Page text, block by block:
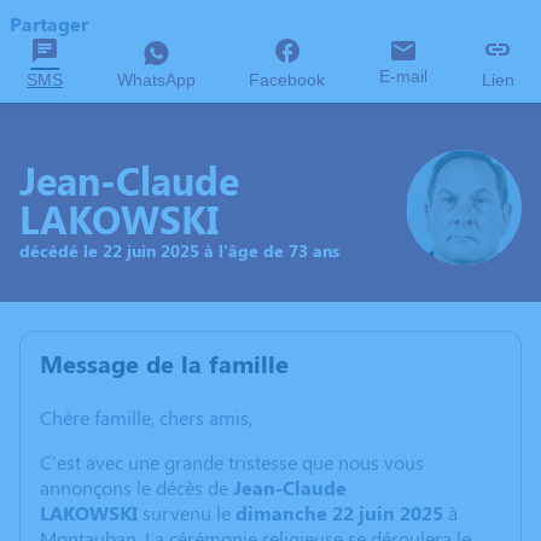
Partager
SMS WhatsApp Facebook E-mail Lien
Jean-Claude
LAKOWSKI
décédé le 22 juin 2025 à l'âge de 73 ans
Message de la famille
Chère famille, chers amis,
C'est avec une grande tristesse que nous vous
annonçons le décès deJean-Claude
LAKOWSKI survenu le dimanche 22 juin 2025 à